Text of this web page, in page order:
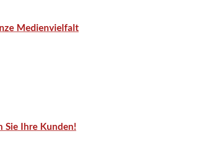
Medienvielfalt
Sie Ihre Kunden!